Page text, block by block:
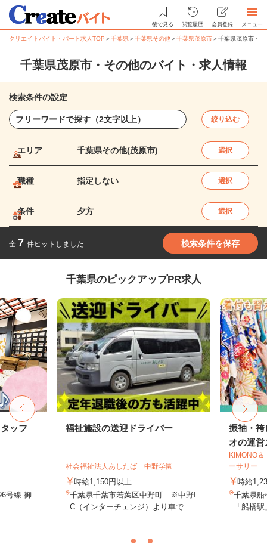
後で見る 閲覧履歴 会員登録 メニュー
クリエイトバイト・パート求人TOP ＞千葉県＞千葉県その他＞千葉県茂原市＞千葉県茂原市・
千葉県茂原市・その他のバイト・求人情報
検索条件の設定
絞り込む
エリア 千葉県その他(茂原市) 選択
職種 指定しない 選択
条件 夕方 選択
全 7 件ヒットしました 検索条件を保存
千葉県のピックアップPR求人
ッフ
号線 御
福祉施設の送迎ドライバー
社会福祉法人あしたば 中野学園
時給1,150円以上
千葉県千葉市若葉区中野町 ※中野I
C（インターチェンジ）より車で...
振袖・袴
オの運営
KIMONO
ーサリー
時給
千葉県船
「船橋